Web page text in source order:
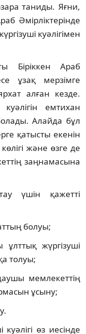
таниды. Яғни,
Әмірліктерінде
куәлігімен
Біріккен Араб
ұзақ мерзімге
алған кезде.
емтихан
Алайда бұл
қатысты екенін
және өзге де
заңнамасына
үшін қажетті
болуы;
жүргізуші
толуы;
мемлекеттің
ұсыну;
өз иесінде